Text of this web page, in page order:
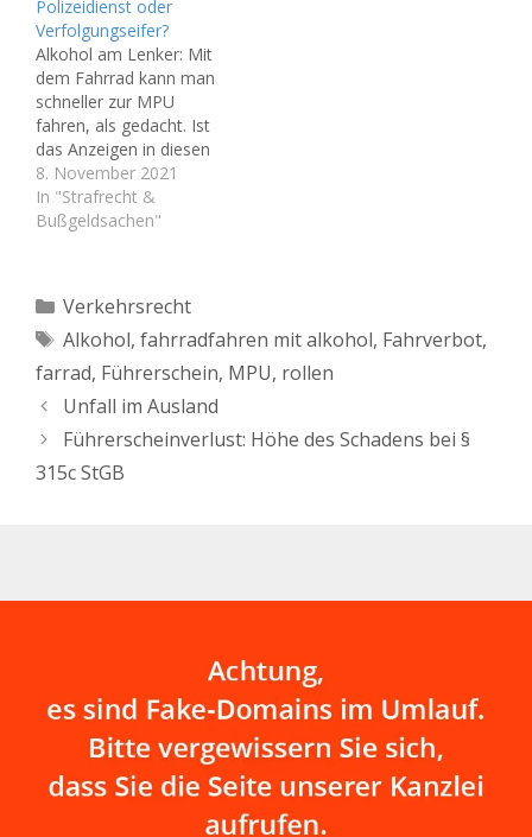
Fahrerlaubnis, egal ob
man mit einem Auto
oder „nur“ mit einem
Fahrrad unterwegs war.
Über diese Entscheidung
des…
Polizeidienst oder
Verfolgungseifer?
Alkohol am Lenker: Mit
dem Fahrrad kann man
schneller zur MPU
fahren, als gedacht. Ist
das Anzeigen in diesen
Fällen sinnvoller
Polizeidienst oder
Verfolgungseifer? Es ist
mit dem Fahrrad
anzeigen, als in all den
Jahren zuvor. Der Grund
dafür dürfte…
8. November 2021
In "Strafrecht &
Bußgeldsachen"
Kategorien
Verkehrsrecht
Schlagwörter
Alkohol, fahrradfahren mit alkohol, Fahrverbot,
farrad, Führerschein, MPU, rollen
Unfall im Ausland
Führerscheinverlust: Höhe des Schadens bei §
315c StGB